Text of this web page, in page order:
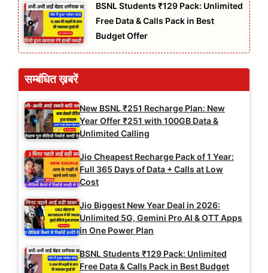
BSNL Students ₹129 Pack: Unlimited
Free Data & Calls Pack in Best
Budget Offer
सम्बंधित ख़बरें
New BSNL ₹251 Recharge Plan: New
Year Offer ₹251 with 100GB Data &
Unlimited Calling
Jio Cheapest Recharge Pack of 1 Year:
Full 365 Days of Data + Calls at Low
Cost
Jio Biggest New Year Deal in 2026:
Unlimited 5G, Gemini Pro AI & OTT Apps
in One Power Plan
BSNL Students ₹129 Pack: Unlimited
Free Data & Calls Pack in Best Budget